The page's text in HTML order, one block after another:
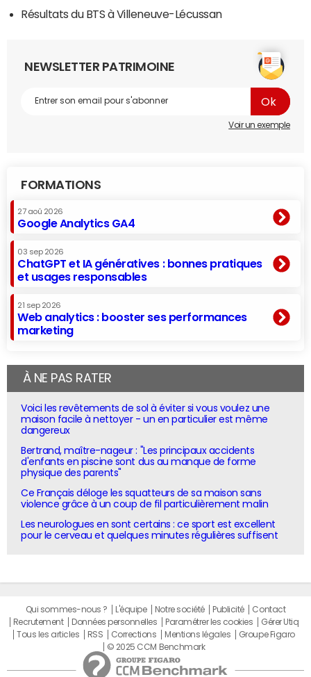
Résultats du BTS à Villeneuve-Lécussan
NEWSLETTER PATRIMOINE
Voir un exemple
FORMATIONS
27 aoû 2026
Google Analytics GA4
03 sep 2026
ChatGPT et IA génératives : bonnes pratiques
et usages responsables
21 sep 2026
Web analytics : booster ses performances
marketing
À NE PAS RATER
Voici les revêtements de sol à éviter si vous voulez une
maison facile à nettoyer - un en particulier est même
dangereux
Bertrand, maître-nageur : "Les principaux accidents
d'enfants en piscine sont dus au manque de forme
physique des parents"
Ce Français déloge les squatteurs de sa maison sans
violence grâce à un coup de fil particulièrement malin
Les neurologues en sont certains : ce sport est excellent
pour le cerveau et quelques minutes régulières suffisent
Qui sommes-nous ? L'équipe Notre société Publicité
Contact
Recrutement
Données personnelles Paramétrer les cookies
Gérer Utiq
Tous les articles
RSS Corrections Mentions légales
Groupe Figaro
© 2025 CCM Benchmark